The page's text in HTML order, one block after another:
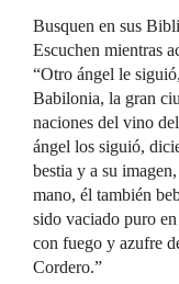
Busquen en sus
Escuchen mientras
“Otro ángel le
Babilonia, la gran
naciones del vino
ángel los siguió,
bestia y a su
mano, él también
sido vaciado puro
con fuego y azufre
Cordero.”